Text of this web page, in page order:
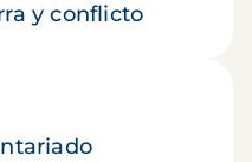
y conflicto